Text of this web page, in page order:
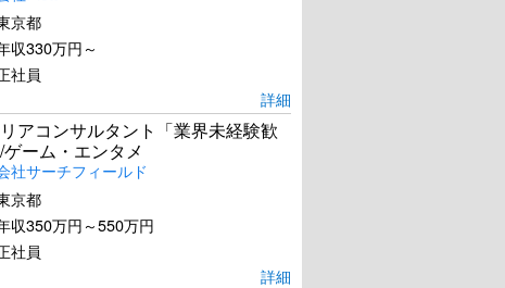
京都
収330万円～
社員
詳細
アコンサルタント「業界未経験歓
ーム・エンタメ
社サーチフィールド
京都
収350万円～550万円
社員
詳細